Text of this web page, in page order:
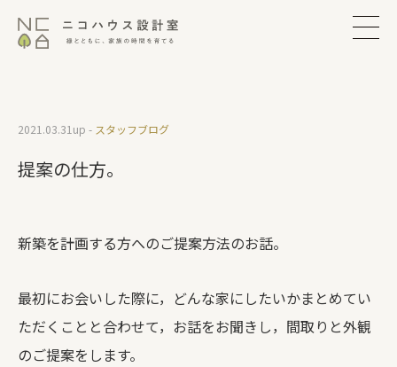
提案の仕方。
2021.03.31 up - スタッフブログ
新築を計画する方へのご提案方法のお話。
最初にお会いした際に，どんな家にしたいかまとめてい
ただくことと合わせて，お話をお聞きし，間取りと外観
のご提案をします。